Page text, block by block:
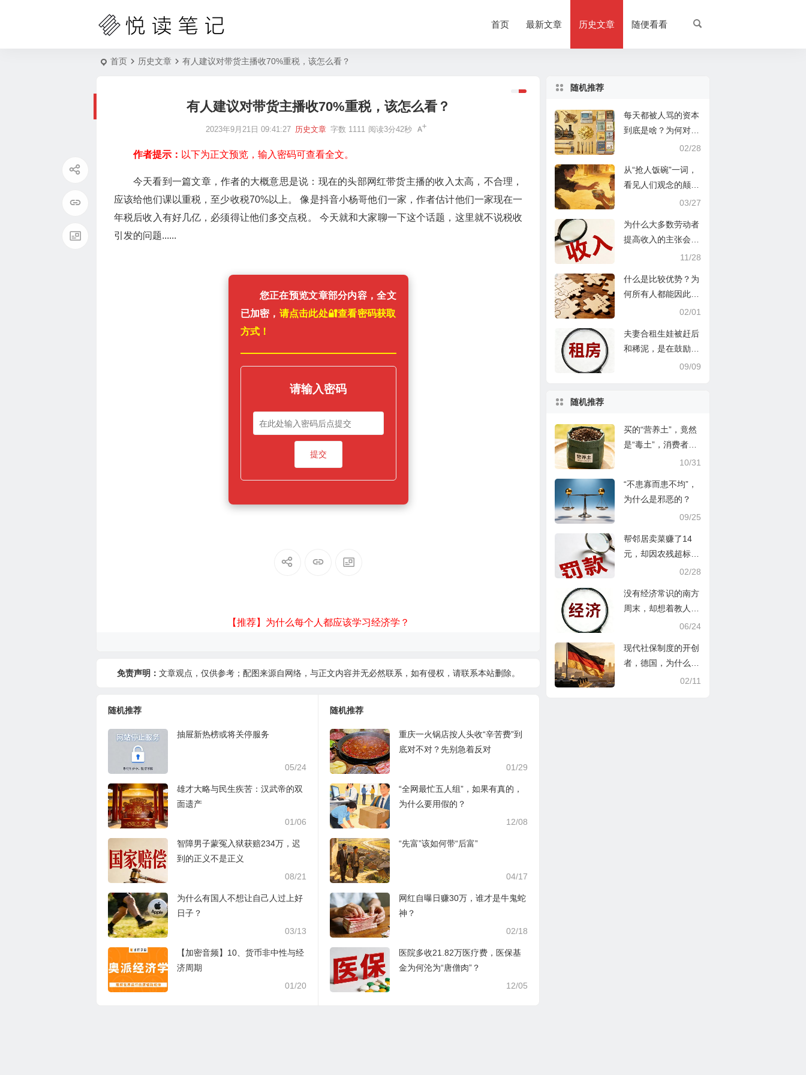
首页 最新文章 历史文章 随便看看
首页 历史文章 有人建议对带货主播收70%重税，该怎么看？
有人建议对带货主播收70%重税，该怎么看？
2023年9月21日 09:41:27 历史文章 字数 1111 阅读3分42秒
作者提示： 以下为正文预览，输入密码可查看全文。
今天看到一篇文章，作者的大概意思是说：现在的头部网红带货主播的收入太高，不合理，
应该给他们课以重税，至少收税70%以上。 像是抖音小杨哥他们一家，作者估计他们一家现在一
年税后收入有好几亿，必须得让他们多交点税。 今天就和大家聊一下这个话题，这里就不说税收
引发的问题......
您正在预览文章部分内容，全文
已加密， 请点击此处🔐️查看密码获取
方式！
请输入密码
【推荐】为什么每个人都应该学习经济学？
免责声明： 文章观点，仅供参考；配图来源自网络，与正文内容并无必然联系，如有侵权，请联系本站删除。
随机推荐
抽屉新热榜或将关停服务
05/24
雄才大略与民生疾苦：汉武帝的双
面遗产
01/06
智障男子蒙冤入狱获赔234万，迟
到的正义不是正义
08/21
为什么有国人不想让自己人过上好
日子？
03/13
【加密音频】10、货币非中性与经
济周期
01/20
随机推荐
重庆一火锅店按人头收“辛苦费”到
底对不对？先别急着反对
01/29
“全网最忙五人组”，如果有真的，
为什么要用假的？
12/08
“先富”该如何带“后富”
04/17
网红自曝日赚30万，谁才是牛鬼蛇
神？
02/18
医院多收21.82万医疗费，医保基
金为何沦为“唐僧肉”？
12/05
随机推荐
每天都被人骂的资本
到底是啥？为何对资
本的污名化会害了所
02/28
从“抢人饭碗”一词，
看见人们观念的颠倒
黑白、指鹿为马03/27
为什么大多数劳动者
提高收入的主张会事
11/28
什么是比较优势？为
何所有人都能因此受
02/01
夫妻合租生娃被赶后
和稀泥，是在鼓励违
09/09
随机推荐
买的“营养土”，竟然
是“毒土”，消费者该
10/31
“不患寡而患不均”，
为什么是邪恶的？
09/25
帮邻居卖菜赚了14
元，却因农残超标被
02/28
没有经济常识的南方
周末，却想着教人学
06/24
现代社保制度的开创
者，德国，为什么已
02/11